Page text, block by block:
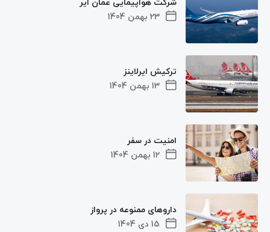
23 بهمن 1404
13 بهمن 1404
ترکیش ایرلاینز
12 بهمن 1404
امنیت در سفر
15 دی 1404
داروهای ممنوعه در پرواز